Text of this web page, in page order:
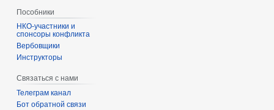
Пособники
спонсоры конфликта
‏‎Вербовщики
Инструкторы
Связаться с нами
Телеграм канал
Бот обратной связи